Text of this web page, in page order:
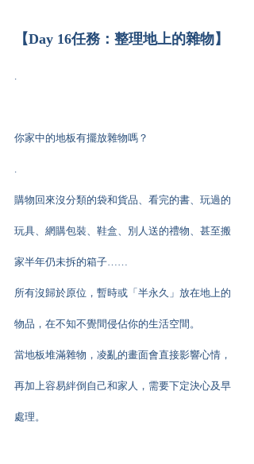
【Day 16任務：整理地上的雜物】
.
你家中的地板有擺放雜物嗎？
.
購物回來沒分類的袋和貨品、看完的書、玩過的
玩具、網購包裝、鞋盒、別人送的禮物、甚至搬
家半年仍未拆的箱子……
所有沒歸於原位，暫時或「半永久」放在地上的
物品，在不知不覺間侵佔你的生活空間。
當地板堆滿雜物，凌亂的畫面會直接影響心情，
再加上容易絆倒自己和家人，需要下定決心及早
處理。